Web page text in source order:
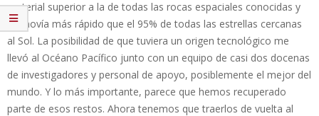
material superior a la de todas las rocas espaciales conocidas y
se movía más rápido que el 95% de todas las estrellas cercanas
al Sol. La posibilidad de que tuviera un origen tecnológico me
llevó al Océano Pacífico junto con un equipo de casi dos docenas
de investigadores y personal de apoyo, posiblemente el mejor del
mundo. Y lo más importante, parece que hemos recuperado
parte de esos restos. Ahora tenemos que traerlos de vuelta al